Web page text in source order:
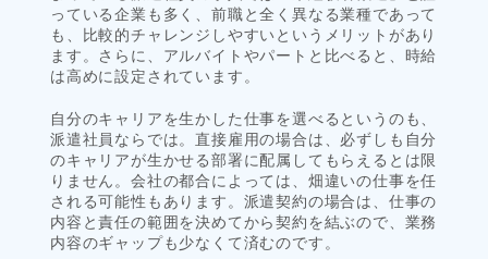
っている企業も多く、前職と全く異なる業種であって
も、比較的チャレンジしやすいというメリットがあり
ます。さらに、アルバイトやパートと比べると、時給
は高めに設定されています。
自分のキャリアを生かした仕事を選べるというのも、
派遣社員ならでは。直接雇用の場合は、必ずしも自分
のキャリアが生かせる部署に配属してもらえるとは限
りません。会社の都合によっては、畑違いの仕事を任
される可能性もあります。派遣契約の場合は、仕事の
内容と責任の範囲を決めてから契約を結ぶので、業務
内容のギャップも少なくて済むのです。